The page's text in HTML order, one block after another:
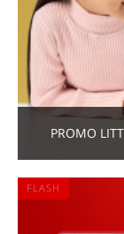
PROMO
FLASH